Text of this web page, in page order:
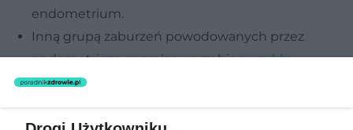
endometrium.
Inną grupą zaburzeń powodowanych przez
endometriozę są zmiany przebiegucyklu
miesięcznego